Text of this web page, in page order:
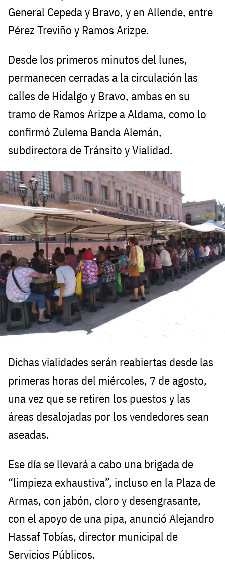
General Cepeda y Bravo, y en Allende, entre
Pérez Treviño y Ramos Arizpe.
Desde los primeros minutos del lunes,
permanecen cerradas a la circulación las
calles de Hidalgo y Bravo, ambas en su
tramo de Ramos Arizpe a Aldama, como lo
confirmó Zulema Banda Alemán,
subdirectora de Tránsito y Vialidad.
Dichas vialidades serán reabiertas desde las
primeras horas del miércoles, 7 de agosto,
una vez que se retiren los puestos y las
áreas desalojadas por los vendedores sean
aseadas.
Ese día se llevará a cabo una brigada de
“limpieza exhaustiva”, incluso en la Plaza de
Armas, con jabón, cloro y desengrasante,
con el apoyo de una pipa, anunció Alejandro
Hassaf Tobías, director municipal de
Servicios Públicos.